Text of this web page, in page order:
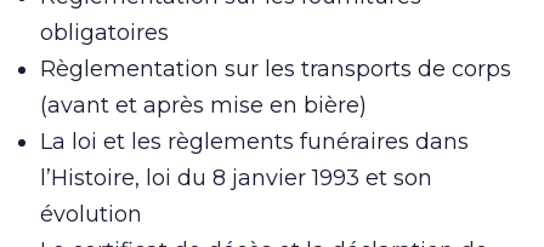
obligatoires
Règlementation sur les transports de corps
(avant et après mise en bière)
La loi et les règlements funéraires dans
l’Histoire, loi du 8 janvier 1993 et son
évolution